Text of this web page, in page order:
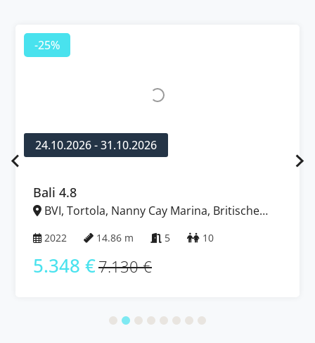
-25%
24.10.2026 - 31.10.2026
Bali 4.8
BVI, Tortola, Nanny Cay Marina, Britische
2022 14.86 m 5 10
5.348 €7.130 €